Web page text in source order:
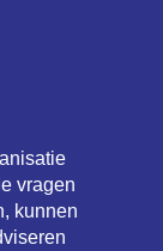
vragen
kunnen